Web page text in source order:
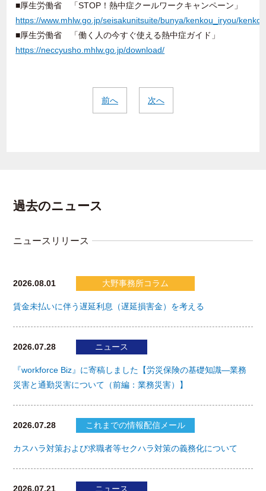
■厚生労働省 「STOP！熱中症クールワークキャンペーン」
https://www.mhlw.go.jp/seisakunitsuite/bunya/kenkou_iryou/
■厚生労働省 「働く人の今すぐ使える熱中症ガイド」
https://neccyusho.mhlw.go.jp/download/
前へ 次へ
過去のニュース
ニュースリリース
2026.08.01 大野事務所コラム
賃金未払いに伴う遅延利息（遅延損害金）を考える
2026.07.28 ニュース
『workforce Biz』に寄稿しました【労災保険の基礎知識―業務
災害と通勤災害について（前編：業務災害）】
2026.07.28 これまでの情報配信メール
カスハラ対策および求職者等セクハラ対策の義務化について
2026.07.21 ニュース